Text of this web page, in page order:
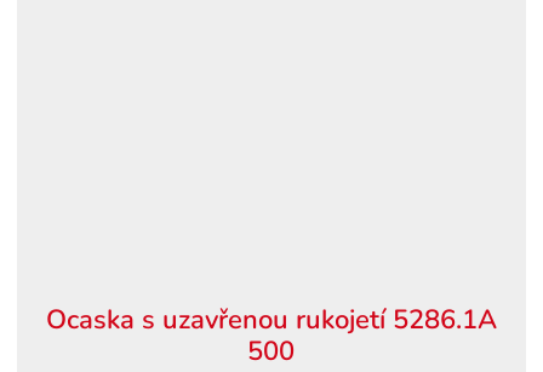
Ocaska s uzavřenou rukojetí 5286.1A
500